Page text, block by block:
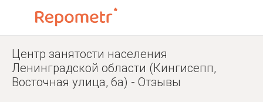
Центр занятости населения
Ленинградской области (Кингисепп,
Восточная улица, 6а) - Отзывы